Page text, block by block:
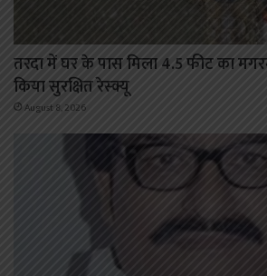
तरदा में घर के पास मिला 4.5 फीट का
किया सुरक्षित रेस्क्यू
August 8, 2026